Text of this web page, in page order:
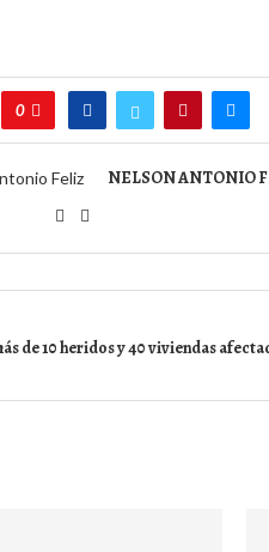
0
NELSON ANTONIO
de 10 heridos y 40 viviendas